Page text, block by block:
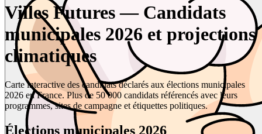
Villes Futures — Candidats
municipales 2026 et projections
climatiques
Carte interactive des candidats déclarés aux élections municipales
2026 en France. Plus de 50 000 candidats référencés avec leurs
programmes, sites de campagne et étiquettes politiques.
Élections municipales 2026